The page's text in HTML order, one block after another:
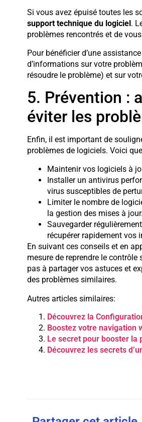
Si vous avez épuisé toutes les
support technique du logiciel .
problèmes rencontrés et de
Pour bénéficier d’une
d’informations sur votre
résoudre le problème) et sur
5. Prévention :
éviter les
Enfin, il est important de
problèmes de logiciels. Voici
Maintenir vos logiciels à
Installer un antivirus
virus susceptibles de
Limiter le nombre de
la gestion des mises à jour.
Sauvegarder
récupérer rapidement
En suivant ces conseils et en
mesure de reprendre le
pas à partager vos astuces et
des problèmes similaires.
Autres articles similaires:
Découvrez la
Boostez votre navigation
Le secret pour booster la
Découvrez les secrets